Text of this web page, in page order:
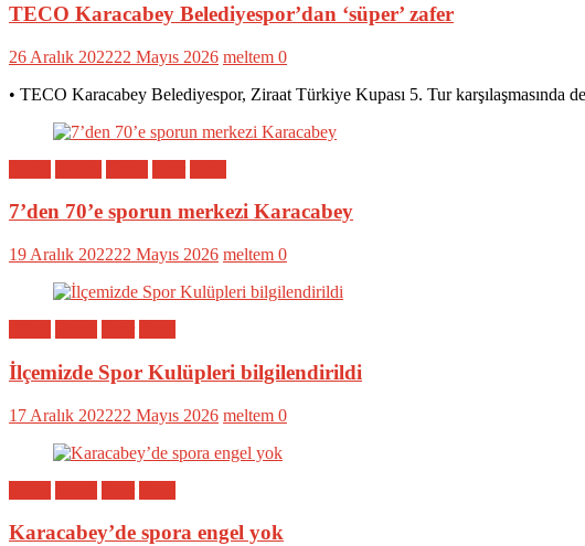
TECO Karacabey Belediyespor’dan ‘süper’ zafer
26 Aralık 202222 Mayıs 2026 meltem 0
• TECO Karacabey Belediyespor, Ziraat Türkiye Kupası 5. Tur
7’den 70’e sporun merkezi Karacabey
19 Aralık 202222 Mayıs 2026 meltem 0
İlçemizde Spor Kulüpleri bilgilendirildi
17 Aralık 202222 Mayıs 2026 meltem 0
Karacabey’de spora engel yok